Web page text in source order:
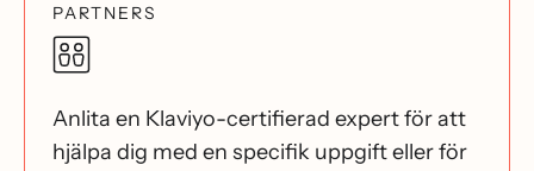
PARTNERS
Anlita en Klaviyo-certifierad expert för att
hjälpa dig med en specifik uppgift eller för